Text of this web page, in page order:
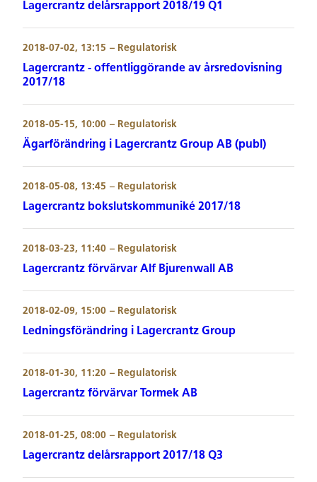
Lagercrantz delårsrapport 2018/19 Q1
2018-07-02, 13:15 – Regulatorisk
Lagercrantz - offentliggörande av årsredovisning
2017/18
2018-05-15, 10:00 – Regulatorisk
Ägarförändring i Lagercrantz Group AB (publ)
2018-05-08, 13:45 – Regulatorisk
Lagercrantz bokslutskommuniké 2017/18
2018-03-23, 11:40 – Regulatorisk
Lagercrantz förvärvar Alf Bjurenwall AB
2018-02-09, 15:00 – Regulatorisk
Ledningsförändring i Lagercrantz Group
2018-01-30, 11:20 – Regulatorisk
Lagercrantz förvärvar Tormek AB
2018-01-25, 08:00 – Regulatorisk
Lagercrantz delårsrapport 2017/18 Q3